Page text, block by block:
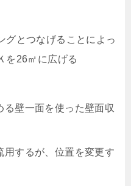
グとつなげることによっ
を26㎡に広げる
る壁一面を使った壁面収
用するが、位置を変更す